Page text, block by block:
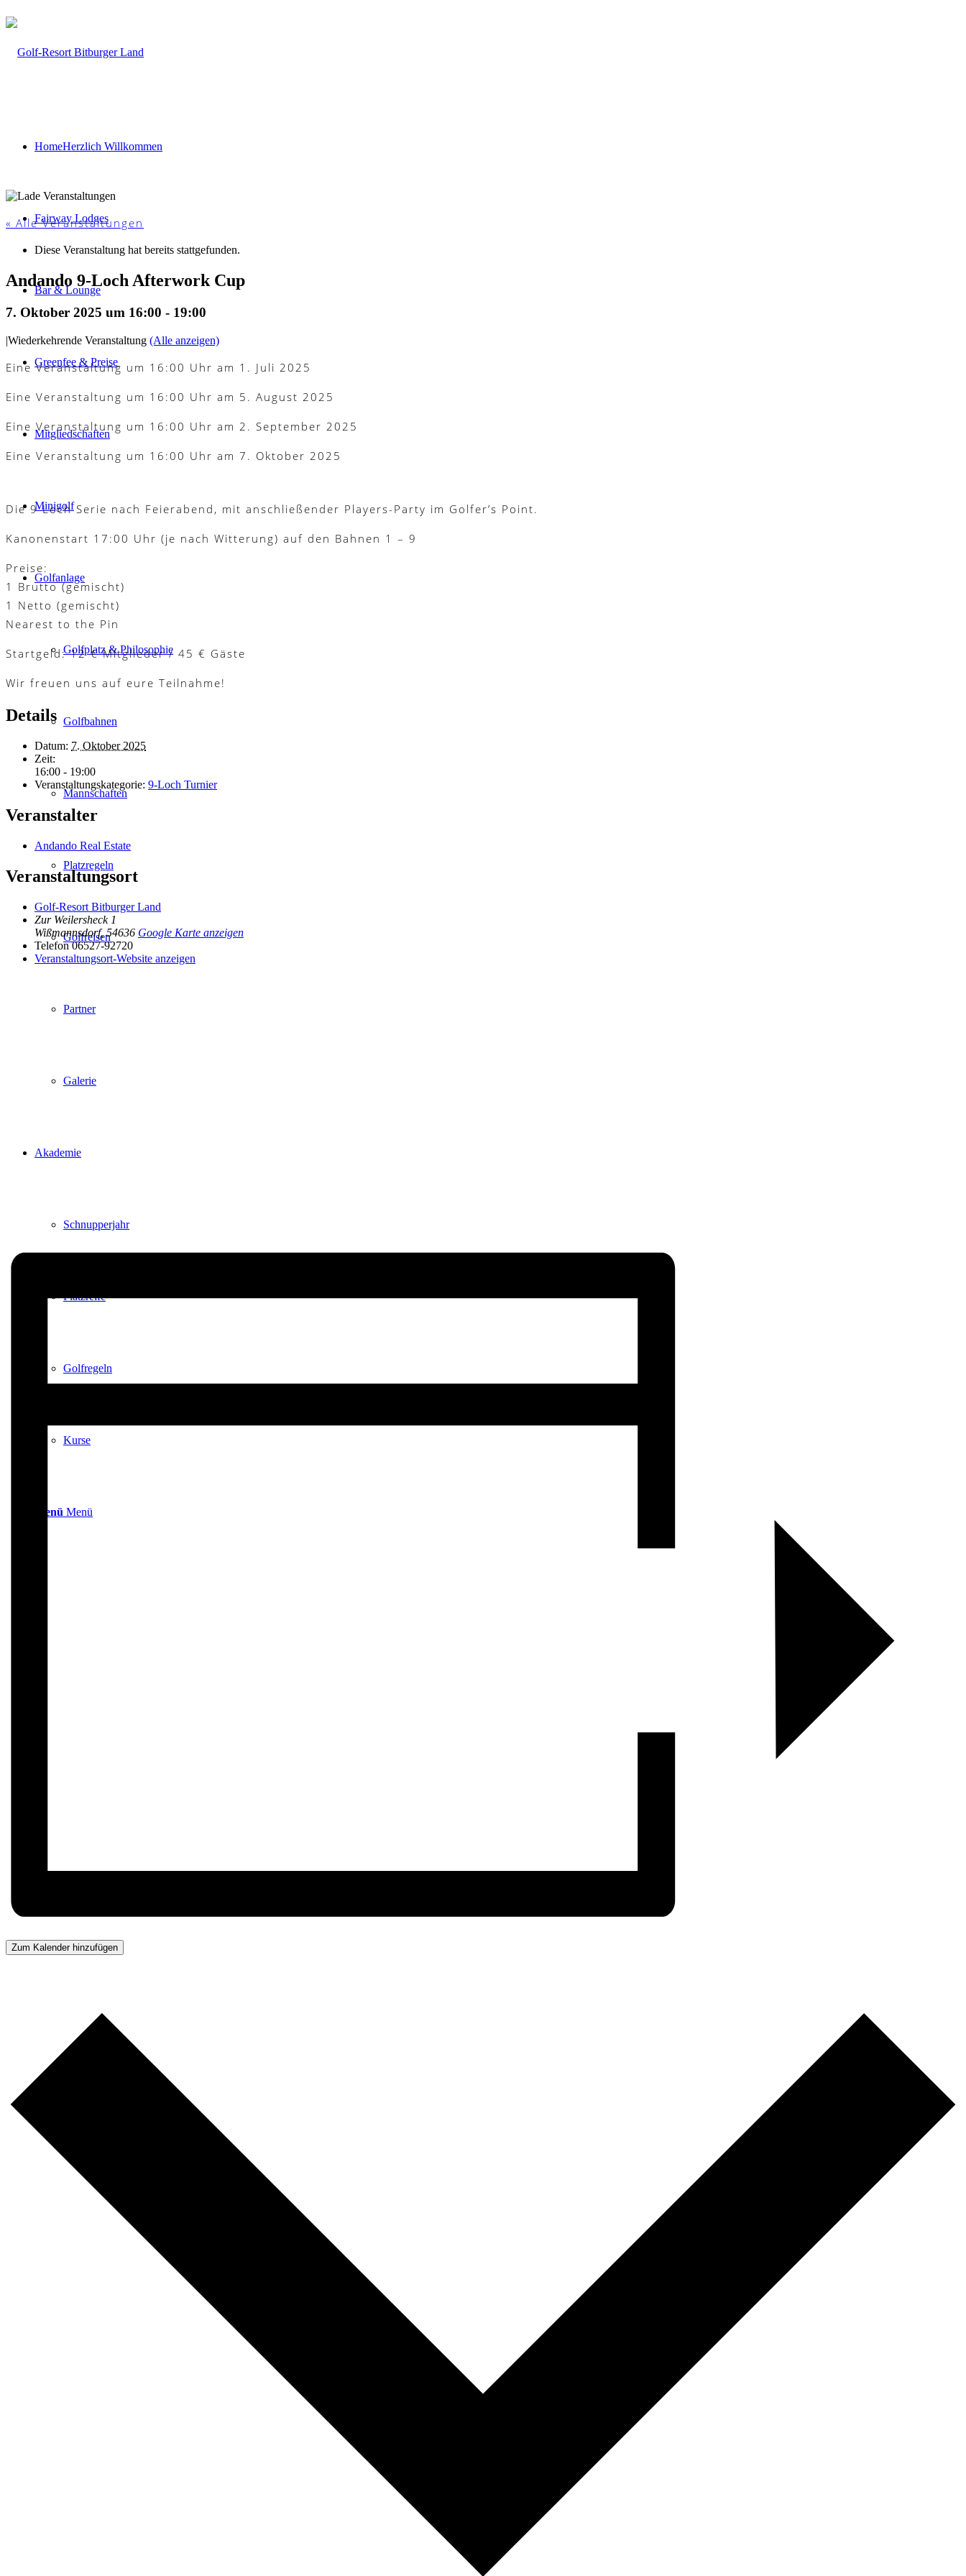
HomeHerzlich Willkommen
Fairway Lodges
Bar & Lounge
Greenfee & Preise
Mitgliedschaften
Minigolf
Golfanlage
Golfplatz & Philosophie
Golfbahnen
Mannschaften
Platzregeln
Golfreisen
Partner
Galerie
Akademie
Schnupperjahr
Platzreife
Golfregeln
Kurse
Menü Menü
« Alle Veranstaltungen
Diese Veranstaltung hat bereits stattgefunden.
Andando 9-Loch Afterwork Cup
7. Oktober 2025 um 16:00 - 19:00
|Wiederkehrende Veranstaltung (Alle anzeigen)
Eine Veranstaltung um 16:00 Uhr am 1. Juli 2025
Eine Veranstaltung um 16:00 Uhr am 5. August 2025
Eine Veranstaltung um 16:00 Uhr am 2. September 2025
Eine Veranstaltung um 16:00 Uhr am 7. Oktober 2025
Die 9 Loch Serie nach Feierabend, mit anschließender Players-Party im Golfer’s Point.
Kanonenstart 17:00 Uhr (je nach Witterung) auf den Bahnen 1 – 9
Preise:
1 Brutto (gemischt)
1 Netto (gemischt)
Nearest to the Pin
Startgeld: 12 € Mitglieder / 45 € Gäste
Wir freuen uns auf eure Teilnahme!
Details
Datum: 7. Oktober 2025
Zeit:
16:00 - 19:00
Veranstaltungskategorie: 9-Loch Turnier
Veranstalter
Andando Real Estate
Veranstaltungsort
Golf-Resort Bitburger Land
Zur Weilersheck 1
Wißmannsdorf, 54636 Google Karte anzeigen
Telefon 06527-92720
Veranstaltungsort-Website anzeigen
Zum Kalender hinzufügen